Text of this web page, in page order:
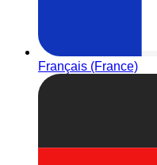
Français (France)